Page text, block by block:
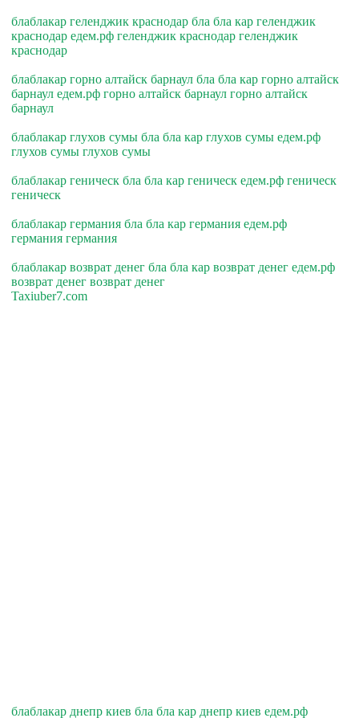
блаблакар геленджик краснодар бла бла кар геленджик
краснодар едем.рф геленджик краснодар геленджик
краснодар
блаблакар горно алтайск барнаул бла бла кар горно алтайск
барнаул едем.рф горно алтайск барнаул горно алтайск
барнаул
блаблакар глухов сумы бла бла кар глухов сумы едем.рф
глухов сумы глухов сумы
блаблакар геническ бла бла кар геническ едем.рф геническ
геническ
блаблакар германия бла бла кар германия едем.рф
германия германия
блаблакар возврат денег бла бла кар возврат денег едем.рф
возврат денег возврат денег
Taxiuber7.com
блаблакар днепр киев бла бла кар днепр киев едем.рф